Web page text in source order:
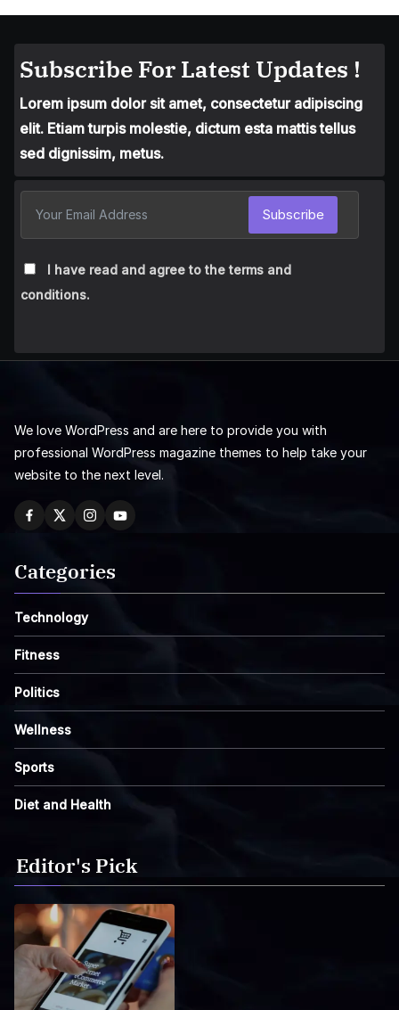
Subscribe For Latest Updates !
Lorem ipsum dolor sit amet, consectetur adipiscing
elit. Etiam turpis molestie, dictum esta mattis tellus
sed dignissim, metus.
I have read and agree to the terms and
conditions.
Subscribe
We love WordPress and are here to provide you with
professional WordPress magazine themes to help take your
website to the next level.
Categories
Technology
Fitness
Politics
Wellness
Sports
Diet and Health
Editor's Pick